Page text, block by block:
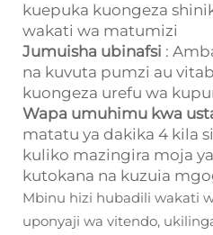
kuepuka kuongeza
wakati wa matumizi
Jumuisha ubinafsi :
na kuvuta pumzi au
kuongeza urefu wa
Wapa umuhimu kwa
matatu ya dakika 4 kila
kuliko mazingira moja
kutokana na kuzuia
Mbinu hizi hubadili wakati
uponyaji wa vitendo,